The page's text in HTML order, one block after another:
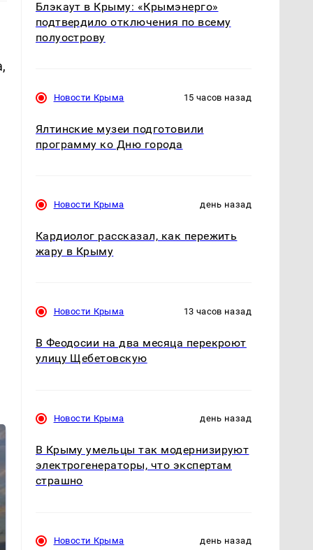
Блэкаут в Крыму: «Крымэнерго»
подтвердило отключения по всему
полуострову
Новости Крыма 15 часов назад
Ялтинские музеи подготовили
программу ко Дню города
Новости Крыма день назад
Кардиолог рассказал, как пережить
жару в Крыму
Новости Крыма 13 часов назад
В Феодосии на два месяца перекроют
улицу Щебетовскую
Новости Крыма день назад
В Крыму умельцы так модернизируют
электрогенераторы, что экспертам
страшно
Новости Крыма день назад